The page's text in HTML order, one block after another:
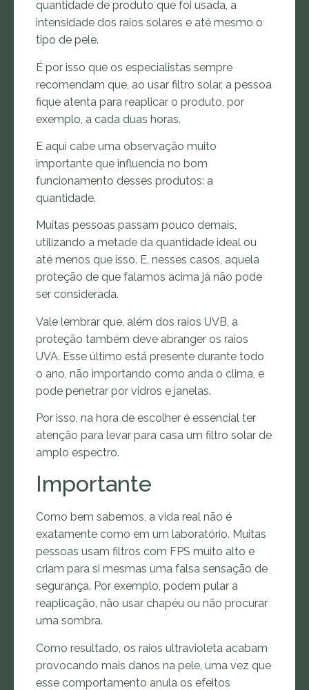
quantidade de produto que foi usada, a
intensidade dos raios solares e até mesmo o
tipo de pele.
É por isso que os especialistas sempre
recomendam que, ao usar filtro solar, a pessoa
fique atenta para reaplicar o produto, por
exemplo, a cada duas horas.
E aqui cabe uma observação muito
importante que influencia no bom
funcionamento desses produtos: a
quantidade.
Muitas pessoas passam pouco demais,
utilizando a metade da quantidade ideal ou
até menos que isso. E, nesses casos, aquela
proteção de que falamos acima já não pode
ser considerada.
Vale lembrar que, além dos raios UVB, a
proteção também deve abranger os raios
UVA. Esse último está presente durante todo
o ano, não importando como anda o clima, e
pode penetrar por vidros e janelas.
Por isso, na hora de escolher é essencial ter
atenção para levar para casa um filtro solar de
amplo espectro.
Importante
Como bem sabemos, a vida real não é
exatamente como em um laboratório. Muitas
pessoas usam filtros com FPS muito alto e
criam para si mesmas uma falsa sensação de
segurança. Por exemplo, podem pular a
reaplicação, não usar chapéu ou não procurar
uma sombra.
Como resultado, os raios ultravioleta acabam
provocando mais danos na pele, uma vez que
esse comportamento anula os efeitos